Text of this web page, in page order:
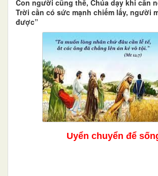
Con người cũng thế, Chúa dạy khi cần
Trời cần có sức mạnh chiếm lấy, người
được”
Uyển chuyển để